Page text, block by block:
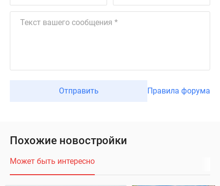
Отправить Правила форума
Похожие новостройки
Может быть интересно